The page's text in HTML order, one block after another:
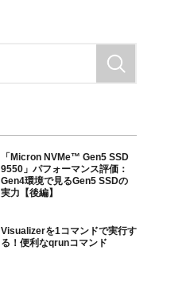
「Micron NVMe™ Gen5 SSD
9550」パフォーマンス評価：
Gen4環境で見るGen5 SSDの
実力【後編】
Visualizerを1コマンドで実行す
る！便利なqrunコマンド